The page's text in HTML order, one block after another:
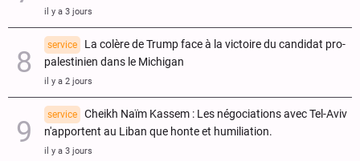
il y a 3 jours
service
La colère de Trump face à la victoire du candidat pro-
palestinien dans le Michigan
il y a 2 jours
service
Cheikh Naïm Kassem : Les négociations avec Tel-Aviv
n'apportent au Liban que honte et humiliation.
il y a 3 jours